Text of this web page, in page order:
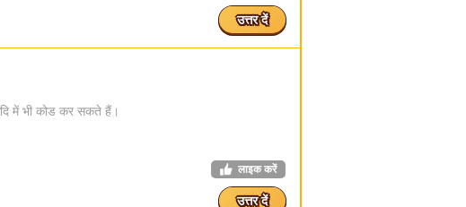
उत्तर दें
में भी कोड कर सकते हैं।
लाइक करें
उत्तर दें